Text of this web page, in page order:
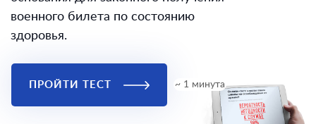
военного билета по состоянию
здоровья.
ПРОЙТИ ТЕСТ ~ 1 минута